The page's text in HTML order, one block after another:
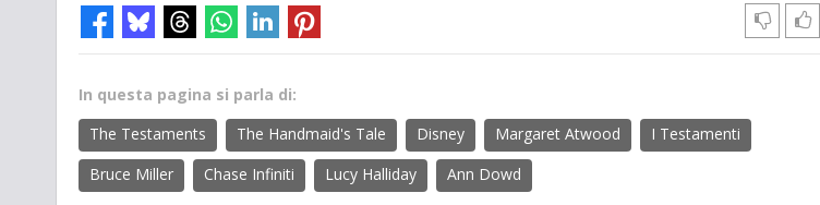
In questa pagina si parla di:
The Testaments
The Handmaid's Tale Disney Margaret Atwood
I Testamenti
Bruce Miller
Chase Infiniti Lucy Halliday Ann Dowd